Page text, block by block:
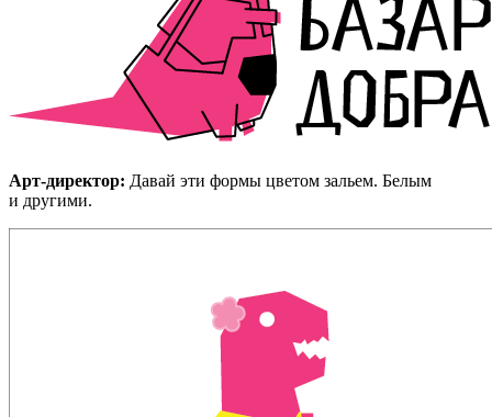
Арт-директор: Давай эти формы цветом зальем. Белым
и другими.